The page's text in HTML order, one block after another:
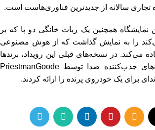
تجاری سالانه از جدیدترین فناوری‌هاست است.
نمایشگاه همچنین یک ربات خانگی دو پا که بر
را به نمایش گذاشت که از هوش مصنوعی
می‌کند. در نسخه‌های قبلی این رویداد، برندها
محصولاتی از ماسک‌های جذب‌کننده صدا توسط PriestmanGoode
برای یک خودروی پرنده را ارائه کردند.